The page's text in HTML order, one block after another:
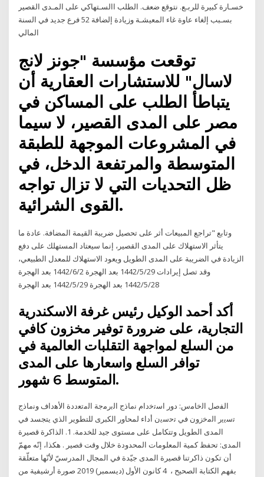
خسـارة كبيرة للربـع. نتوقع ضعف. الطلب االسـتهاكي على المـدى القصير
بسـبب إلغاء عاوة غاء المعيشـة وزيادة إلضافة 52 فرع جديد في السنة
المالي
توقعت مؤسسة "جونز لانج
لاسال" للاستشارات العقارية أن
يتباطأ الطلب على المساكن في
مصر على المدى القصير، لا سيما
في المشروعات الموجهة للطبقة
المتوسطة والمرتفعة الدخل، في
ظل التحديات التي لا تزال تواجه
القوى الشرائية.
وتابع "تراجع المبيعات أثر على تحصيل ضريبة القيمة المضافة. عادة ما
يتأثر الاستهلاك على المدى القصير، إنما سيعتاد المستهلك على دفع
الزيادة في الضريبة على المدى الطويل ويعود الاستهلاك للمعدل الطبيعي،
وقد تصل إيرادات 29‏‏/5‏‏/1442 بعد الهجرة 2‏‏/6‏‏/1442 بعد الهجرة
28‏‏/5‏‏/1442 بعد الهجرة 29‏‏/5‏‏/1442 بعد الهجرة
أكد أحمد الوكيل رئيس غرفة الاسكندرية
التجارية، على ضرورة توفير مخزون كافي
من السلع لمواجهة التقلبات العالمية في
توافر السلع واسعارها على المدى
المتوسط 6 شهور.
اﻟﻔﺻل اﻟﺧﺎﻣس: دور اﺳﺗﺧدام ﻧﻣﺎذج اﻟﺑرﻣﺟﺔ اﻟﻣﺗﻌددة اﻷﻫداف وﻧﻣﺎذج
ﺗﺳﯾﯾر اﻟﻣﺧزون ﻓﻲ ﺗﺣﺳﯾن أداء لمحاور الكبرى للتطوير الذي يتجسد في
المدى الطويل وتتكامل على مستوى جيد للخدمة. 1. الذاكرة قصيرة
المدى: تحفظ كمية المعلومات المحدودة خلال وقت قصير . هكذا، إنّه مهمّ
أن تكون ذاكرتنا قصيرة المدى جيّدة في المجال المدرسيّ لأنّها متعلّقة
بفهم الكتابة الصحيح ، 4 كانون الأول (ديسمبر) 2019 صورة أرشيفية من